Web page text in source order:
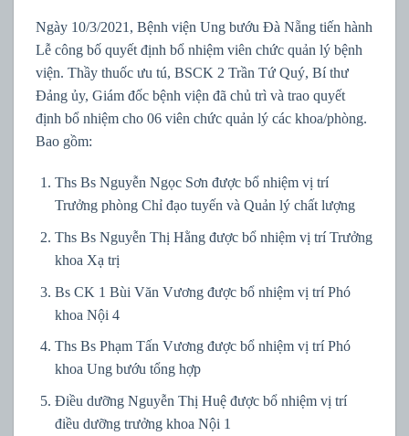
Ngày 10/3/2021, Bệnh viện Ung bướu Đà Nẵng tiến hành
Lễ công bố quyết định bổ nhiệm viên chức quản lý bệnh
viện. Thầy thuốc ưu tú, BSCK 2 Trần Tứ Quý, Bí thư
Đảng ủy, Giám đốc bệnh viện đã chủ trì và trao quyết
định bổ nhiệm cho 06 viên chức quản lý các khoa/phòng.
Bao gồm:
Ths Bs Nguyễn Ngọc Sơn được bổ nhiệm vị trí
Trưởng phòng Chỉ đạo tuyến và Quản lý chất lượng
Ths Bs Nguyễn Thị Hằng được bổ nhiệm vị trí Trưởng
khoa Xạ trị
Bs CK 1 Bùi Văn Vương được bổ nhiệm vị trí Phó
khoa Nội 4
Ths Bs Phạm Tấn Vương được bổ nhiệm vị trí Phó
khoa Ung bướu tổng hợp
Điều dưỡng Nguyễn Thị Huệ được bổ nhiệm vị trí
điều dưỡng trưởng khoa Nội 1